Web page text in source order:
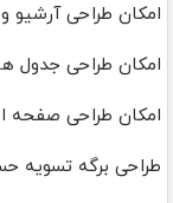
امکان طراحی
امکان طراحی جدول
امکان طراحی صفحه
طراحی برگه تسویه